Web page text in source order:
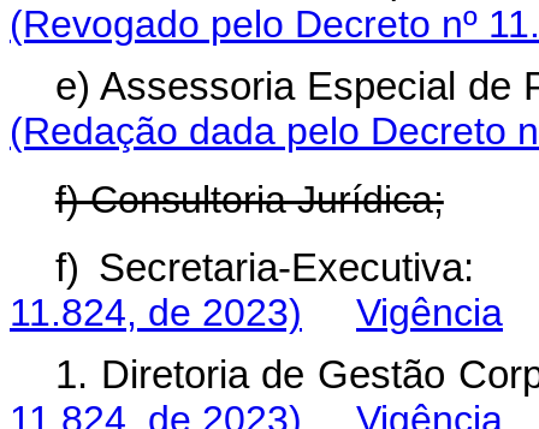
(Revogado pelo Decreto nº
e) Assessoria Especial
(Redação dada pelo Decreto
f) Consultoria Jurídica;
f) Secretaria-
11.824, de 2023)
Vigência
1. Diretoria de Gestão
11.824, de 2023)
Vigência